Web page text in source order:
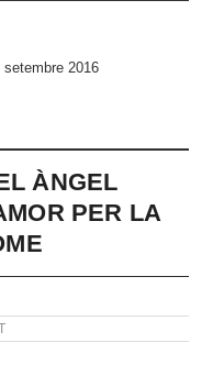
setembre 2016
ÀNGEL
PER LA